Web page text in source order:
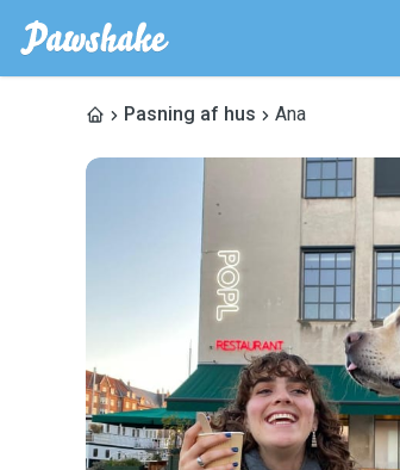
Pasning af hus Ana